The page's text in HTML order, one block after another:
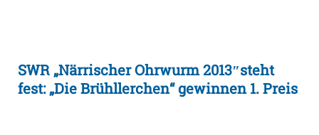
SWR „Närrischer Ohrwurm 2013″steht
fest: „Die Brühllerchen“ gewinnen 1. Preis